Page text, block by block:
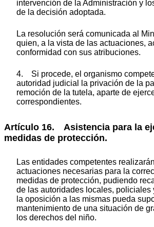
intervención de la Administración y
de la decisión adoptada.
La resolución será comunicada al
quien, a la vista de las actuaciones,
conformidad con sus atribuciones.
4. Si procede, el organismo
autoridad judicial la privación de la
remoción de la tutela, aparte de
correspondientes.
Artículo 16. Asistencia para la
medidas de protección.
Las entidades competentes
actuaciones necesarias para la
medidas de protección, pudiendo
de las autoridades locales,
la oposición a las mismas pueda
mantenimiento de una situación de
los derechos del niño.